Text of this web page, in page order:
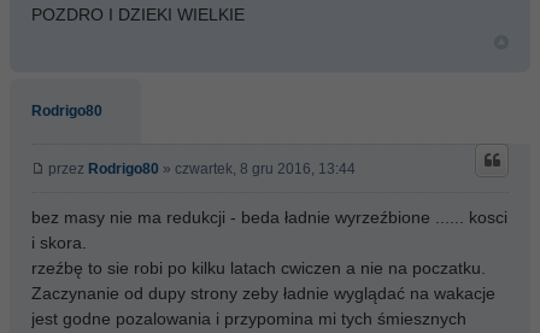
POZDRO I DZIEKI WIELKIE
Rodrigo80
przez Rodrigo80 » czwartek, 8 gru 2016, 13:44
bez masy nie ma redukcji - beda ładnie wyrzeźbione ...... kosci
i skora.
rzeźbę to sie robi po kilku latach cwiczen a nie na poczatku.
Zaczynanie od dupy strony zeby ładnie wyglądać na wakacje
jest godne pozalowania i przypomina mi tych śmiesznych